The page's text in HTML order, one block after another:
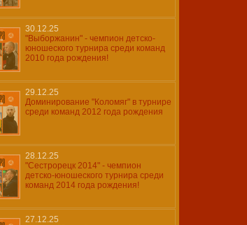
30.12.25
"Выборжанин" - чемпион детско-
юношеского турнира среди команд
2010 года рождения!
29.12.25
Доминирование "Коломяг" в турнире
среди команд 2012 года рождения
28.12.25
"Сестрорецк 2014" - чемпион
детско-юношеского турнира среди
команд 2014 года рождения!
27.12.25